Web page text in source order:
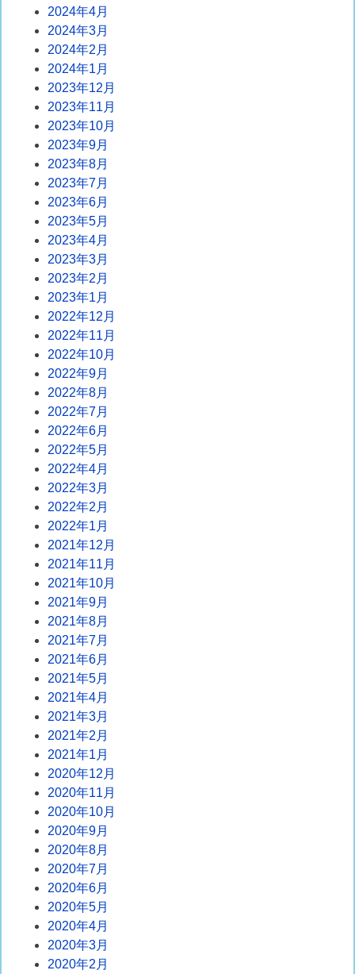
2024年4月
2024年3月
2024年2月
2024年1月
2023年12月
2023年11月
2023年10月
2023年9月
2023年8月
2023年7月
2023年6月
2023年5月
2023年4月
2023年3月
2023年2月
2023年1月
2022年12月
2022年11月
2022年10月
2022年9月
2022年8月
2022年7月
2022年6月
2022年5月
2022年4月
2022年3月
2022年2月
2022年1月
2021年12月
2021年11月
2021年10月
2021年9月
2021年8月
2021年7月
2021年6月
2021年5月
2021年4月
2021年3月
2021年2月
2021年1月
2020年12月
2020年11月
2020年10月
2020年9月
2020年8月
2020年7月
2020年6月
2020年5月
2020年4月
2020年3月
2020年2月